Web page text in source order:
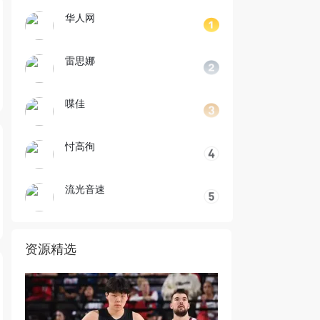
华人网
雷思娜
喋佳
忖高徇
流光音速
资源精选